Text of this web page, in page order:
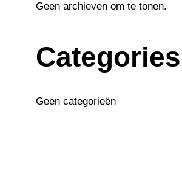
Geen archieven om te tonen.
Categories
Geen categorieën